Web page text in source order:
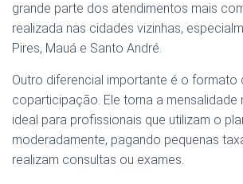
grande parte dos atendimentos mais
realizada nas cidades vizinhas,
Pires, Mauá e Santo André.
Outro diferencial importante é o formato
coparticipação. Ele torna a mensalidade
ideal para profissionais que utilizam o
moderadamente, pagando pequenas
realizam consultas ou exames.